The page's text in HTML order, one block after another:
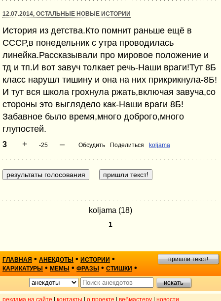
12.07.2014, ОСТАЛЬНЫЕ НОВЫЕ ИСТОРИИ
История из детства.Кто помнит раньше ещё в
СССР,в понедельник с утра проводилась
линейка.Рассказывали про мировое положение и
тд и тп.И вот завуч толкает речь-Наши враги!Тут 8Б
класс нарушл тишину и она на них прикрикнула-8Б!
И тут вся школа грохнула ржать,включая завуча,со
стороны это выглядело как-Наши враги 8Б!
Забавное было время,много доброго,много
глупостей.
3 + -25 – Обсудить Поделиться koljama
koljama (18)
1
ГЛАВНАЯ • АНЕКДОТЫ • ИСТОРИИ •
КАРИКАТУРЫ • МЕМЫ • ФРАЗЫ • СТИШКИ •
пришли текст!
реклама на сайте контакты о проекте вебмастеру новости